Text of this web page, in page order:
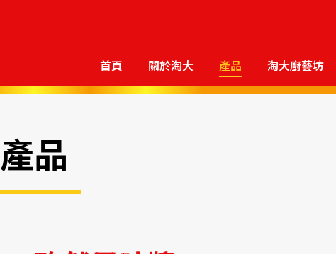
首頁 關於淘大 產品 淘大廚藝坊
產品